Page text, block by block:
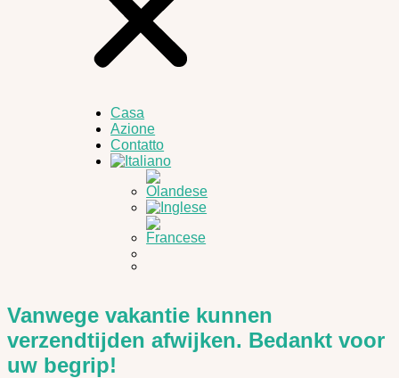
Casa
Azione
Contatto
Vanwege vakantie kunnen
verzendtijden afwijken. Bedankt voor
uw begrip!